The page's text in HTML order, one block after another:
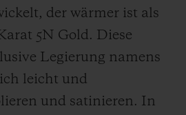
der wärmer ist als
5N Gold. Diese
Legierung namens
leicht und
und satinieren. In